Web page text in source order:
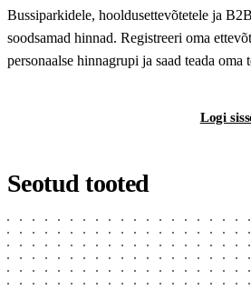
Bussiparkidele, hooldusettevõtetele ja
soodsamad hinnad. Registreeri oma
personaalse hinnagrupi ja saad teada oma
Logi
Seotud tooted